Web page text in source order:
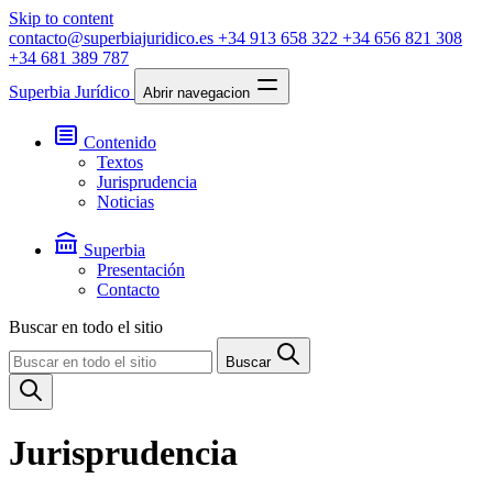
Skip to content
contacto@superbiajuridico.es +34 913 658 322 +34 656 821 308
+34 681 389 787
Superbia Jurídico
Abrir navegacion
Contenido
Textos
Jurisprudencia
Noticias
Superbia
Presentación
Contacto
Buscar en todo el sitio
Buscar
Jurisprudencia